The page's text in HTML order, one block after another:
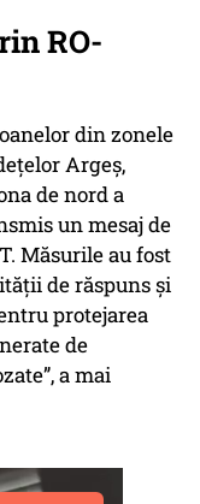
RO-
din zonele
Argeș,
de nord a
un mesaj de
Măsurile au fost
de răspuns și
protejarea
de
a mai